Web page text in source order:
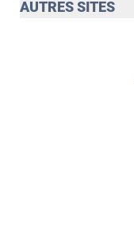
AUTRES SITES